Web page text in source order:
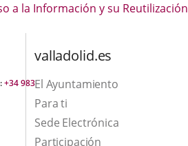
a la Información y su Reutilización
+34 983
valladolid.es
El Ayuntamiento
Para ti
Sede ElectrónicaEnlace
Participación